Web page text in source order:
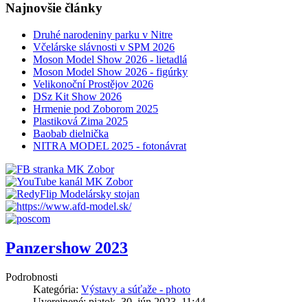
Najnovšie články
Druhé narodeniny parku v Nitre
Včelárske slávnosti v SPM 2026
Moson Model Show 2026 - lietadlá
Moson Model Show 2026 - figúrky
Velikonoční Prostějov 2026
DSz Kit Show 2026
Hrmenie pod Zoborom 2025
Plastiková Zima 2025
Baobab dielnička
NITRA MODEL 2025 - fotonávrat
Panzershow 2023
Podrobnosti
Kategória: Výstavy a súťaže - photo